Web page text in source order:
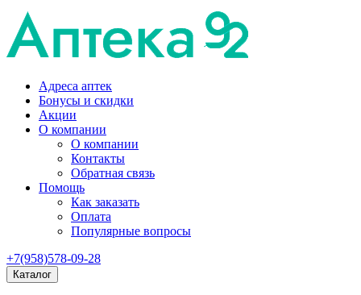
Адреса аптек
Бонусы и скидки
Акции
О компании
О компании
Контакты
Обратная связь
Помощь
Как заказать
Оплата
Популярные вопросы
+7(958)578-09-28
Каталог